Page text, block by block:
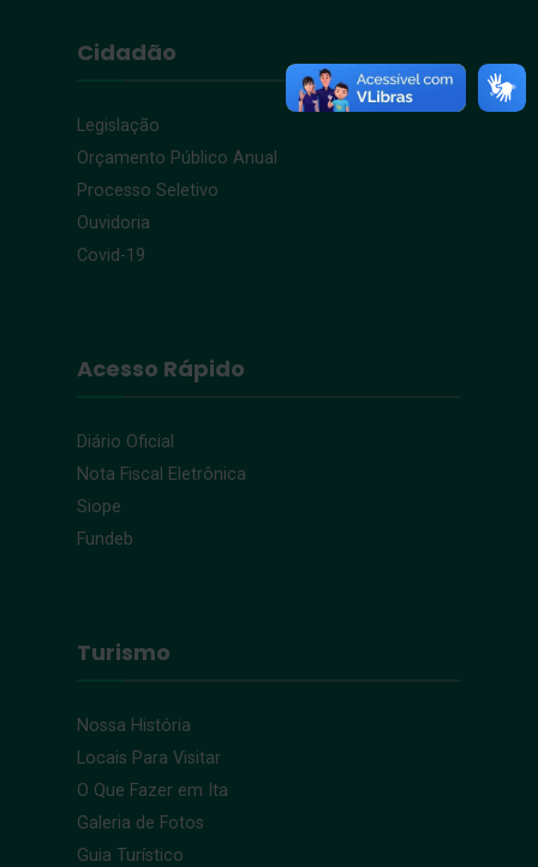
Cidadão
Legislação
Orçamento Público Anual
Processo Seletivo
Ouvidoria
Covid-19
Acesso Rápido
Diário Oficial
Nota Fiscal Eletrônica
Siope
Fundeb
Turismo
Nossa História
Locais Para Visitar
O Que Fazer em Ita
Galeria de Fotos
Guia Turístico